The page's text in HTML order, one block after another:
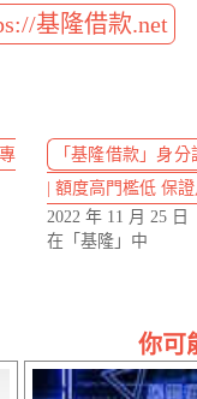
基隆借款.net
「基隆借款」身
| 額度高門檻低 保
2022 年 11 月 25 日
在「基隆」中
你可